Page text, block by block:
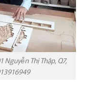
Nguyễn Thị Thập, Q7,